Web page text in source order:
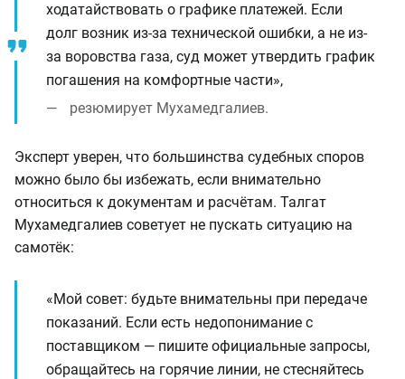
ходатайствовать о графике платежей. Если
долг возник из-за технической ошибки, а не из-
за воровства газа, суд может утвердить график
погашения на комфортные части»,
резюмирует Мухамедгалиев.
Эксперт уверен, что большинства судебных споров
можно было бы избежать, если внимательно
относиться к документам и расчётам. Талгат
Мухамедгалиев советует не пускать ситуацию на
самотёк:
«Мой совет: будьте внимательны при передаче
показаний. Если есть недопонимание с
поставщиком — пишите официальные запросы,
обращайтесь на горячие линии, не стесняйтесь